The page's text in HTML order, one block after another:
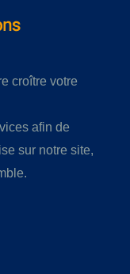
croître votre
afin de
sur notre site,